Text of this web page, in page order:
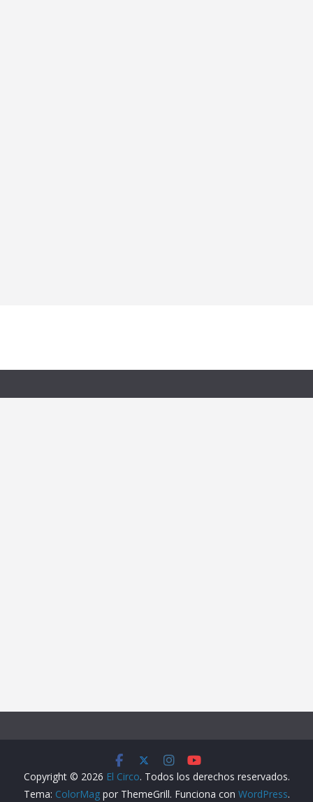
Copyright © 2026 El Circo. Todos los derechos reservados.
Tema: ColorMagpor ThemeGrill. Funciona con WordPress.